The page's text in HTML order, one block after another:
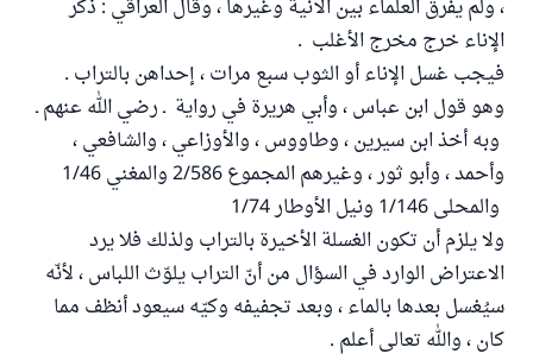
، ولم يفرق العلماء بين الآنية وغيرها ، وقال العراقي : ذكر
الإناء خرج مخرج الأغلب .
فيجب غسل الإناء أو الثوب سبع مرات ، إحداهن بالتراب .
وهو قول ابن عباس ، وأبي هريرة في رواية ـ رضي الله عنهم ـ
وبه أخذ ابن سيرين ، وطاووس ، والأوزاعي ، والشافعي ،
وأحمد ، وأبو ثور ، وغيرهم المجموع 2/586 والمغني 1/46
والمحلى 1/146 ونيل الأوطار 1/74
ولا يلزم أن تكون الغسلة الأخيرة بالتراب ولذلك فلا يرد
الاعتراض الوارد في السؤال من أنّ التراب يلوّث اللباس ، لأنّه
سيُغسل بعدها بالماء ، وبعد تجفيفه وكيّه سيعود أنظف مما
كان ، والله تعالى أعلم .